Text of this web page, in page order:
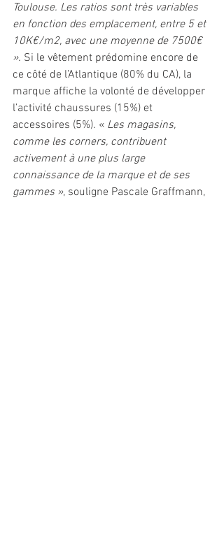
Toulouse. Les ratios sont très variables
en fonction des emplacement, entre 5 et
10K€/m2, avec une moyenne de 7500€
». Si le vêtement prédomine encore de
ce côté de l’Atlantique (80% du CA), la
marque affiche la volonté de développer
l’activité chaussures (15%) et
accessoires (5%). « Les magasins,
comme les corners, contribuent
activement à une plus large
connaissance de la marque et de ses
gammes », souligne Pascale Graffmann,